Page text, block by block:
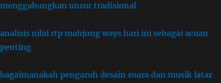
menggabungkan unsur tradisional
analisis nilai rtp mahjong ways hari ini sebagai acuan
penting
bagaimanakah pengaruh desain suara dan musik latar